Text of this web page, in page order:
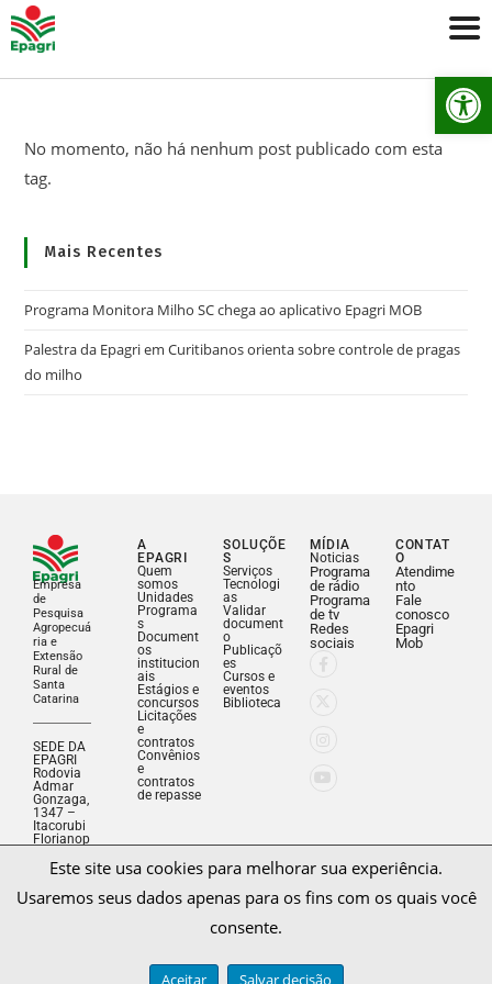
No momento, não há nenhum post publicado com esta
tag.
Mais Recentes
Programa Monitora Milho SC chega ao aplicativo Epagri MOB
Palestra da Epagri em Curitibanos orienta sobre controle de pragas
do milho
Empresa
de
Pesquisa
Agropecuá
ria e
Extensão
Rural de
Santa
Catarina
SEDE DA
EPAGRI
Rodovia
Admar
Gonzaga,
1347 –
Itacorubi
Florianop
Brasil –
CEP
88034-
901
A
EPAGRI
Quem
somos
Unidades
Programa
s
Document
os
institucion
ais
Estágios e
concursos
Licitações
e
contratos
Convênios
e
contratos
de repasse
SOLUÇÕE
S
Serviços
Tecnologi
as
Validar
document
o
Publicaçõ
es
Cursos e
eventos
Biblioteca
MÍDIA
Noticias
Programa
de rádio
Programa
de tv
Redes
sociais
CONTAT
O
Atendime
nto
Fale
conosco
Epagri
Mob
Este site usa cookies para melhorar sua experiência.
Usaremos seus dados apenas para os fins com os quais você
consente.
Saiba mais sobre nossa Política de Privacidade.